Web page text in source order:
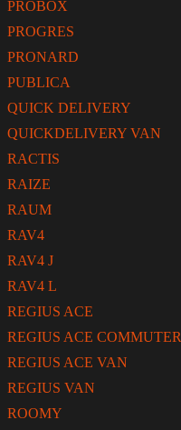
PROBOX
PROGRES
PRONARD
PUBLICA
QUICK DELIVERY
QUICKDELIVERY VAN
RACTIS
RAIZE
RAUM
RAV4
RAV4 J
RAV4 L
REGIUS ACE
REGIUS ACE COMMUTER
REGIUS ACE VAN
REGIUS VAN
ROOMY